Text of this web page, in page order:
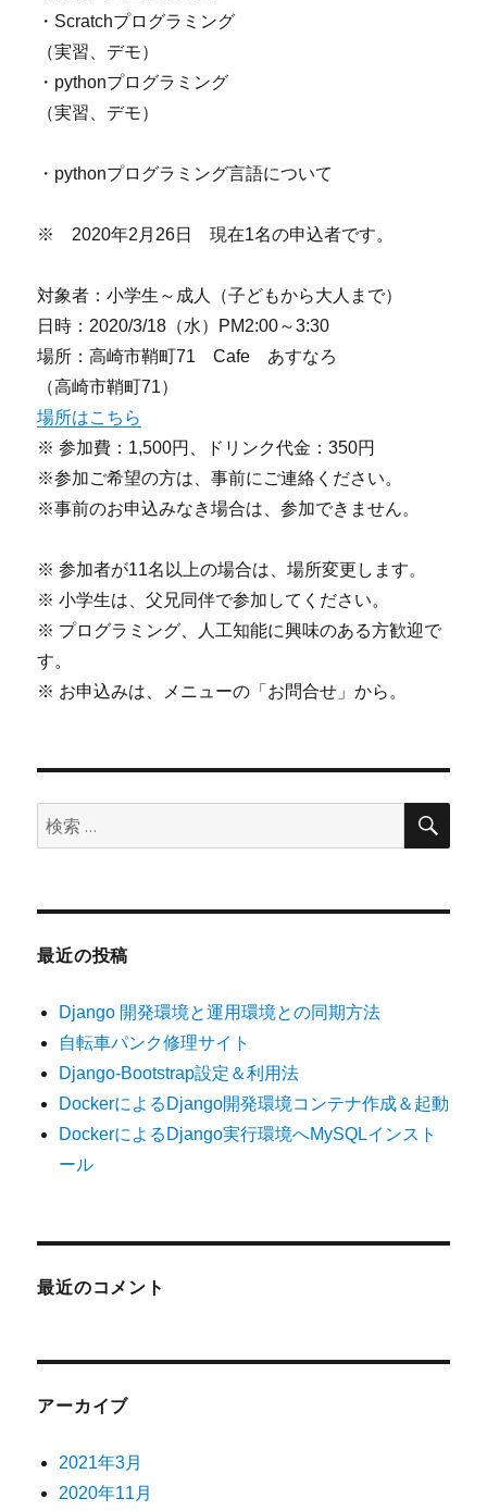
・Scratchプログラミング
（実習、デモ）
・pythonプログラミング
（実習、デモ）
・pythonプログラミング言語について
※ 2020年2月26日 現在1名の申込者です。
対象者：小学生～成人（子どもから大人まで）
日時：2020/3/18（水）PM2:00～3:30
場所：高崎市鞘町71 Cafe あすなろ
（高崎市鞘町71）
場所はこちら
※ 参加費：1,500円、ドリンク代金：350円
※参加ご希望の方は、事前にご連絡ください。
※事前のお申込みなき場合は、参加できません。
※ 参加者が11名以上の場合は、場所変更します。
※ 小学生は、父兄同伴で参加してください。
※ プログラミング、人工知能に興味のある方歓迎で
す。
※ お申込みは、メニューの「お問合せ」から。
検
索:
検
最近の投稿
Django 開発環境と運用環境との同期方法
自転車パンク修理サイト
Django-Bootstrap設定＆利用法
DockerによるDjango開発環境コンテナ作成＆起動
DockerによるDjango実行環境へMySQLインスト
ール
最近のコメント
アーカイブ
2021年3月
2020年11月